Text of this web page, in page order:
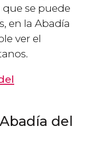
que se puede
en la Abadía
ver el
del